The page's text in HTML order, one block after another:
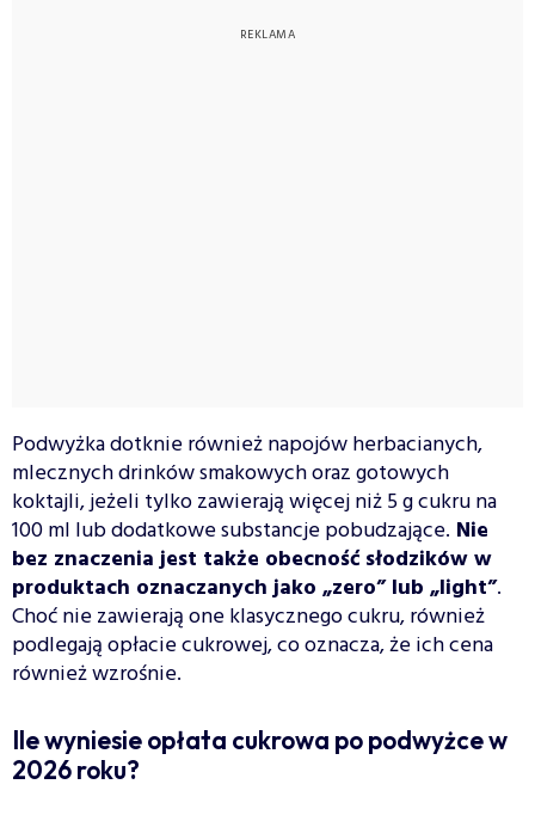
Podwyżka dotknie również napojów herbacianych,
mlecznych drinków smakowych oraz gotowych
koktajli, jeżeli tylko zawierają więcej niż 5 g cukru na
100 ml lub dodatkowe substancje pobudzające. Nie
bez znaczenia jest także obecność słodzików w
produktach oznaczanych jako „zero” lub „light”.
Choć nie zawierają one klasycznego cukru, również
podlegają opłacie cukrowej, co oznacza, że ich cena
również wzrośnie.
Ile wyniesie opłata cukrowa po podwyżce w
2026 roku?